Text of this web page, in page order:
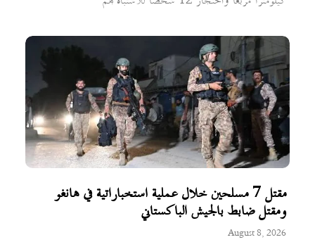
مقتل 7 مسلحين خلال عملية استخباراتية في هانغو
ومقتل ضابط بالجيش الباكستاني
August 8, 2026